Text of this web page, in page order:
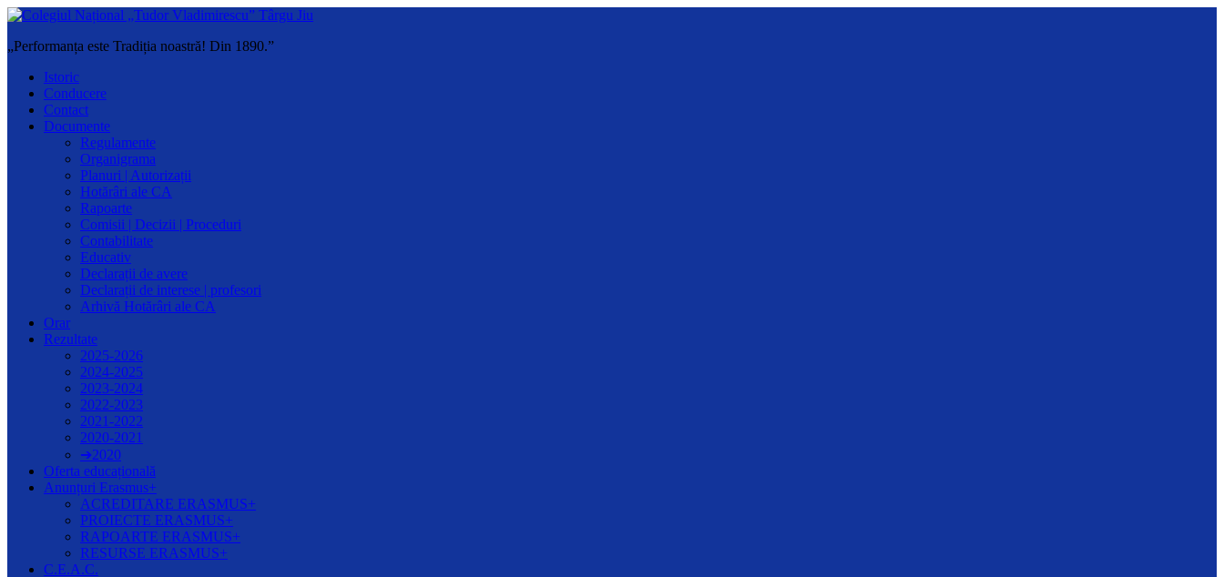
„Performanța este Tradiția noastră! Din 1890.”
Istoric
Conducere
Contact
Documente
Regulamente
Organigrama
Planuri | Autorizații
Hotărâri ale CA
Rapoarte
Comisii | Decizii | Proceduri
Contabilitate
Educativ
Declarații de avere
Declarații de interese | profesori
Arhivă Hotărâri ale CA
Orar
Rezultate
2025-2026
2024-2025
2023-2024
2022-2023
2021-2022
2020-2021
➔2020
Oferta educațională
Anunțuri Erasmus+
ACREDITARE ERASMUS+
PROIECTE ERASMUS+
RAPOARTE ERASMUS+
RESURSE ERASMUS+
C.E.A.C.